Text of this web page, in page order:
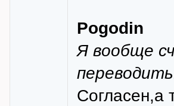
Pogodin
Я вообще
Согласен,а